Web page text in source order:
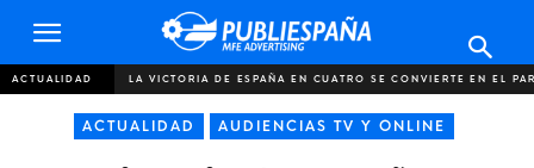
Publiespaña
ACTUALIDAD LA VICTORIA DE ESPAÑA EN CUATRO SE CONVIERTE EN EL
ACTUALIDAD AUDIENCIAS TV Y ONLINE